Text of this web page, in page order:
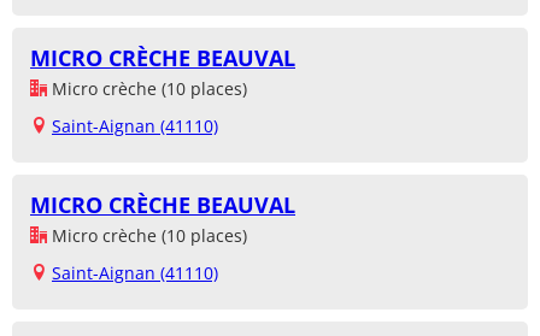
MICRO CRÈCHE BEAUVAL
Micro crèche (10 places)
Saint-Aignan (41110)
MICRO CRÈCHE BEAUVAL
Micro crèche (10 places)
Saint-Aignan (41110)